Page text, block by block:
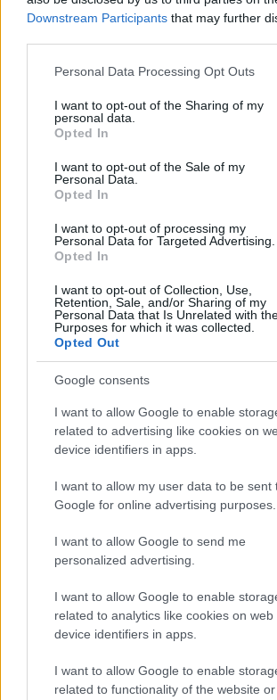
Downstream Participants that may further
Please note that this website/app uses one
not limited to your visit or usage behaviour.
grant or deny consent to Google and its
use your data for below specified purposes
consent section.
Personal Data Processing Opt Outs
I want to opt-out of the Sharing of my
personal data.
Opted In
I want to opt-out of the Sale of my
Personal Data.
Opted In
I want to opt-out of processing my
Personal Data for Targeted Advertising.
Opted In
I want to opt-out of Collection, Use,
Retention, Sale, and/or Sharing of my
Personal Data that Is Unrelated with
Purposes for which it was collected.
Opted Out
Google consents
I want to allow Google to enable
related to advertising like cookies on
device identifiers in apps.
I want to allow my user data to be sent
Google for online advertising purposes.
I want to allow Google to send me
personalized advertising.
I want to allow Google to enable
related to analytics like cookies on web
device identifiers in apps.
I want to allow Google to enable
related to functionality of the website or
Hírlevél
Adja meg keresztnevét:
meg e-mail címét:
Megismertem és elfogadom a
legfrissebb információkkal és exkluzív tartalmakkal
postaládájába érkezik!
A SZOL24 legfrissebb 24 cikke
Problémák egész Jász-Nagykun-Szolnok
több otthoni kútból fogy ki a víz
Már magasabb szinten is nyomoznak
büntetőügyében, vesztegetés miatt 3 év